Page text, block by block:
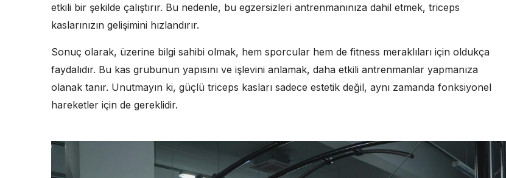
etkili bir şekilde çalıştırır. Bu nedenle, bu egzersizleri antrenmanınıza dahil etmek, triceps
kaslarınızın gelişimini hızlandırır.
Sonuç olarak, üzerine bilgi sahibi olmak, hem sporcular hem de fitness meraklıları için oldukça
faydalıdır. Bu kas grubunun yapısını ve işlevini anlamak, daha etkili antrenmanlar yapmanıza
olanak tanır. Unutmayın ki, güçlü triceps kasları sadece estetik değil, aynı zamanda fonksiyonel
hareketler için de gereklidir.